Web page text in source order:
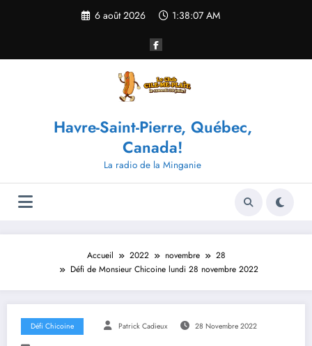
6 août 2026 1:38:08 AM
Havre-Saint-Pierre, Québec,
Canada!
La radio de la Minganie
Accueil 2022 novembre
28
Défi de Monsieur Chicoine lundi 28 novembre 2022
Défi Chicoine Patrick Cadieux 28 Novembre 2022